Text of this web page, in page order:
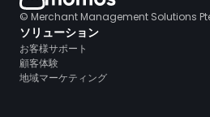
© Merchant Management Solutions
ソリューション
お客様サポート
顧客体験
地域マーケティング